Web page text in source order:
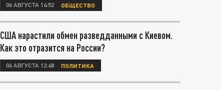
06 АВГУСТА 14:52 ОБЩЕСТВО
США нарастили обмен разведданными с Киевом.
Как это отразится на России?
06 АВГУСТА 12:48 ПОЛИТИКА